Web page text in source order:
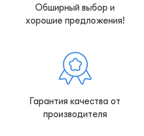
Обширный выбор и
хорошие предложения!
Гарантия качества от
производителя